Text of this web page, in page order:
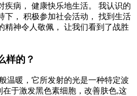
疾病， 健康快乐地生活。 我认识的
下， 积极参加社会活动， 找到生活
精神令人敬佩， 让我们看到了战胜
样的？
温暖，它所发射的光是一种特定波
于激发黑色素细胞，改善肤色,这